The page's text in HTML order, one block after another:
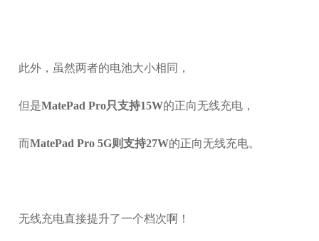
此外，虽然两者的电池大小相同，
但是MatePad Pro只支持15W的正向无线充电，
而MatePad Pro 5G则支持27W的正向无线充电。
无线充电直接提升了一个档次啊！